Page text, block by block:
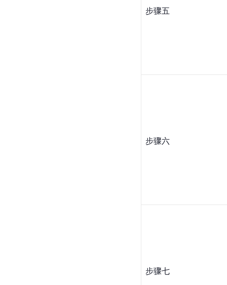
步骤五
步骤六
步骤七